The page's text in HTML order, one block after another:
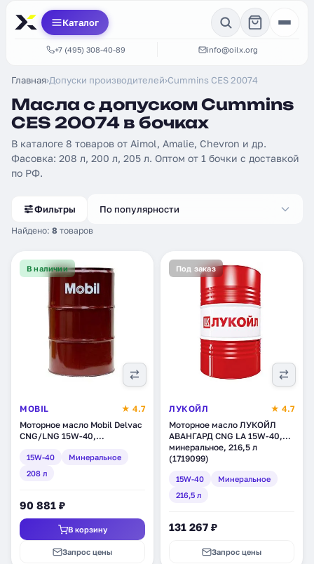
Каталог
+7 (495) 308-40-89 info@oilx.org
Главная›Допуски производителей›Cummins CES 20074
Масла с допуском Cummins
CES 20074 в бочках
В каталоге 8 товаров от Aimol, Amalie, Chevron и др.
Фасовка: 208 л, 200 л, 205 л. Оптом от 1 бочки с доставкой
по РФ.
Фильтры
Найдено: 8 товаров
По популярности
В наличии
MOBIL
★ 4.7
Моторное масло Mobil Delvac
CNG/LNG 15W-40,
15W-40
Минеральное
208 л
90 881 ₽
В корзину
Запрос цены
Под заказ
ЛУКОЙЛ
★ 4.7
Моторное масло ЛУКОЙЛ
АВАНГАРД CNG LA 15W-40,
минеральное, 216,5 л
(1719099)
15W-40
Минеральное
216,5 л
131 267 ₽
Запрос цены